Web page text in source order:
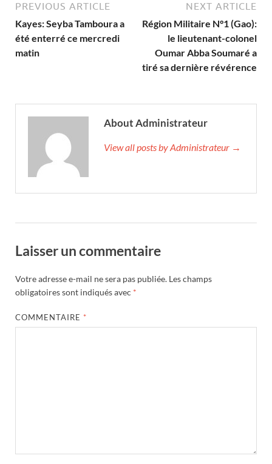
PREVIOUS ARTICLE
Kayes: Seyba Tamboura a
été enterré ce mercredi
matin
NEXT ARTICLE
Région Militaire N°1 (Gao):
le lieutenant-colonel
Oumar Abba Soumaré a
tiré sa dernière révérence
About Administrateur
View all posts by Administrateur →
Laisser un commentaire
Votre adresse e-mail ne sera pas publiée. Les champs
obligatoires sont indiqués avec *
COMMENTAIRE *